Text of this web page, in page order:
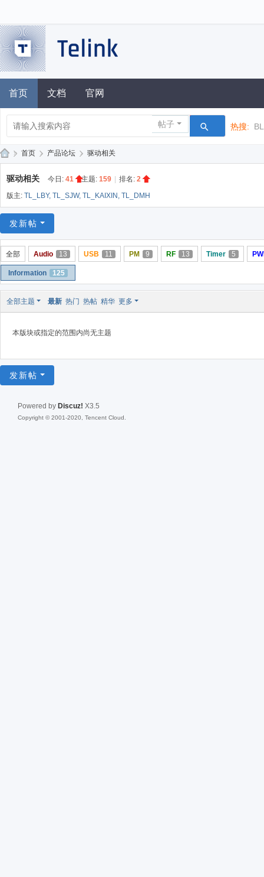
首页 文档 官网
帖子 热搜:
论
坛
» 首页 › 产品论坛 › 驱动相关
驱动相关 今日: 41 | 主题: 159 排名: 2
版主: TL_LBY, TL_SJW, TL_KAIXIN , TL_DMH
发新帖
全部 Audio 13 USB 11 PM 9 RF 13 Timer 5
Information 125
全部主题 最新 热门 热帖 精华 更多
本版块或指定的范围内尚无主题
发新帖
Powered by Discuz! X3.5
Copyright © 2001-2020, Tencent Cloud.